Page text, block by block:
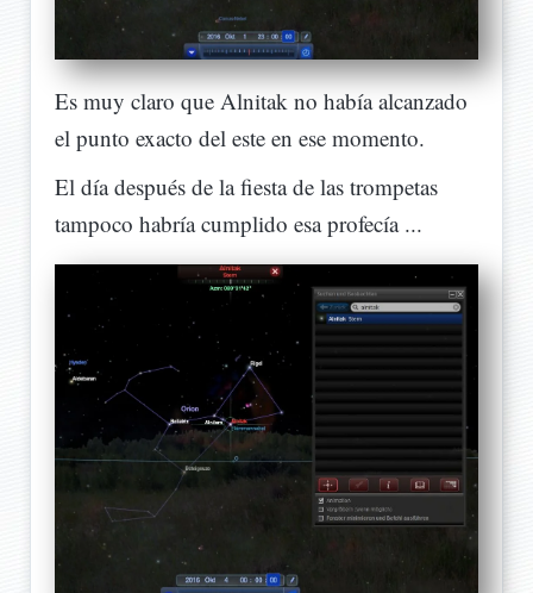
Es muy claro que Alnitak no había alcanzado
el punto exacto del este en ese momento.
El día después de la fiesta de las trompetas
tampoco habría cumplido esa profecía ...